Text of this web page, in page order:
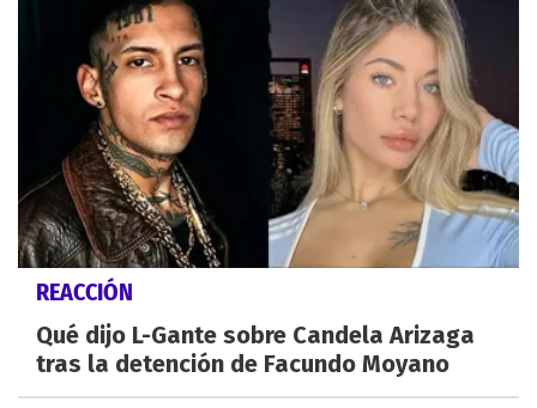
REACCIÓN
Qué dijo L-Gante sobre Candela Arizaga
tras la detención de Facundo Moyano